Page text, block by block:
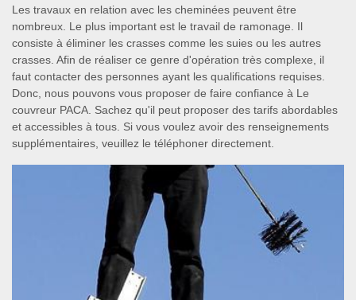
Les travaux en relation avec les cheminées peuvent être
nombreux. Le plus important est le travail de ramonage. Il
consiste à éliminer les crasses comme les suies ou les autres
crasses. Afin de réaliser ce genre d'opération très complexe, il
faut contacter des personnes ayant les qualifications requises.
Donc, nous pouvons vous proposer de faire confiance à Le
couvreur PACA. Sachez qu'il peut proposer des tarifs abordables
et accessibles à tous. Si vous voulez avoir des renseignements
supplémentaires, veuillez le téléphoner directement.